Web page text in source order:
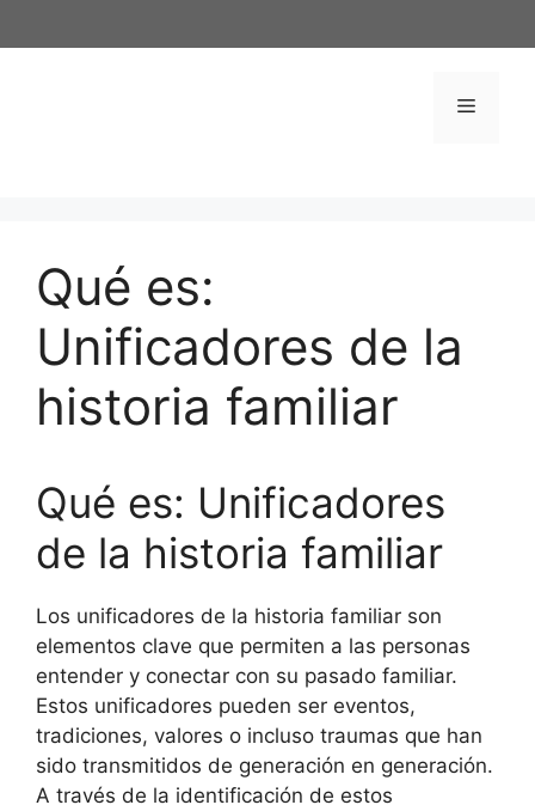
al
Menú
Qué es:
Unificadores de la
historia familiar
Qué es: Unificadores
de la historia familiar
Los unificadores de la historia familiar son
elementos clave que permiten a las personas
entender y conectar con su pasado familiar.
Estos unificadores pueden ser eventos,
tradiciones, valores o incluso traumas que han
sido transmitidos de generación en generación.
A través de la identificación de estos